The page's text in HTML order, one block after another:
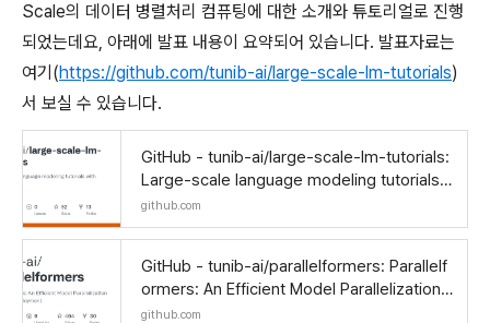
Scale의 데이터 병렬처리 컴퓨팅에 대한 소개와 튜토리얼로 진행
되었는데요, 아래에 발표 내용이 요약되어 있습니다. 발표자료는
여기(https://github.com/tunib-ai/large-scale-lm-tutorials)
서 보실 수 있습니다.
GitHub - tunib-ai/large-scale-lm-tutorials:
Large-scale language modeling tutorials
with PyTorch
github.com
GitHub - tunib-ai/parallelformers: Parallelf
ormers: An Efficient Model Parallelization
Toolkit for Deployment
github.com